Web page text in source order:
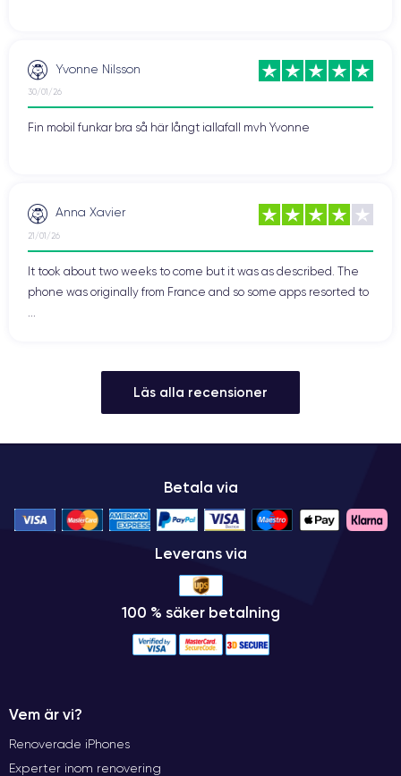
Yvonne Nilsson
30/01/26
Fin mobil funkar bra så här långt iallafall mvh Yvonne
Anna Xavier
21/01/26
It took about two weeks to come but it was as described. The
phone was originally from France and so some apps resorted to
Läs alla recensioner
Betala via
Leverans via
100 % säker betalning
Vem är vi?
Renoverade iPhones
Experter inom renovering